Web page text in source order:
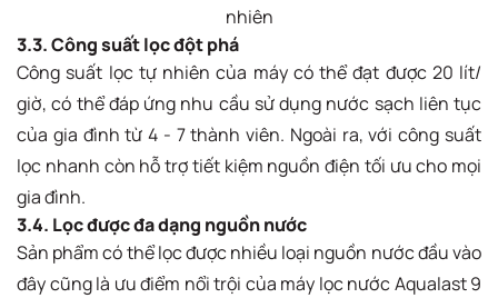
nhiên
3.3. Công suất lọc đột phá
Công suất lọc tự nhiên của máy có thể đạt được 20 lít/
giờ, có thể đáp ứng nhu cầu sử dụng nước sạch liên tục
của gia đình từ 4 - 7 thành viên. Ngoài ra, với công suất
lọc nhanh còn hỗ trợ tiết kiệm nguồn điện tối ưu cho mọi
gia đình.
3.4. Lọc được đa dạng nguồn nước
Sản phẩm có thể lọc được nhiều loại nguồn nước đầu vào
đây cũng là ưu điểm nổi trội của máy lọc nước Aqualast 9